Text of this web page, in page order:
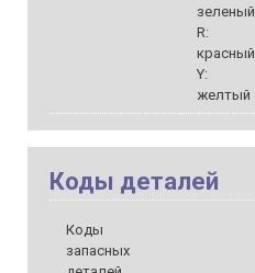
зеленый,
R:
красный,
Y:
желтый
Коды деталей
Коды
запасных